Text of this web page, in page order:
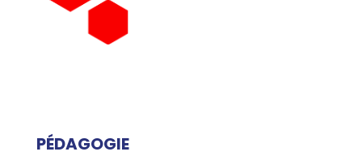
PÉDAGOGIE